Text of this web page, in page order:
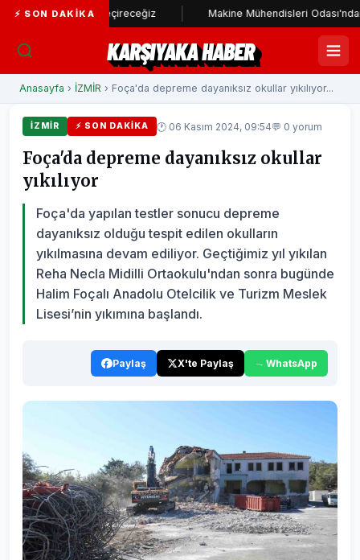
⚡ SON DAKIKA
hayata geçireceğiz Makine Mühendisleri Odası'ndan Başkan
KARŞIYAKA HABER
Anasayfa › İZMİR › Foça'da depreme dayanıksız okullar yıkılıyor...
İZMİR ⚡ SON DAKIKA 🕐 06 Kasım 2024, 09:54💬 0 yorum
Foça'da depreme dayanıksız okullar
yıkılıyor
Foça'da yapılan testler sonucu depreme
dayanıksız olduğu tespit edilen okulların
yıkılmasına devam ediliyor. Geçtiğimiz yıl yıkılan
Reha Necla Midilli Ortaokulu'ndan sonra bugünde
Halim Foçalı Anadolu Otelcilik ve Turizm Meslek
Lisesi’nin yıkımına başlandı.
Paylaş X'te Paylaş WhatsApp